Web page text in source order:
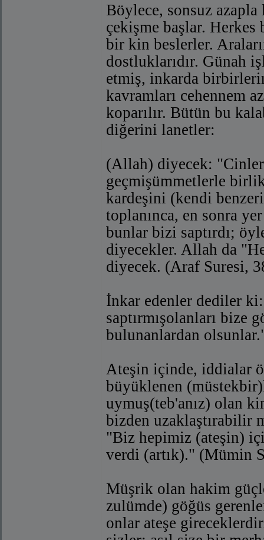
Böylece, sonsuz azapla
çekişme başlar.
bir kin beslerler.
dostluklarıdır. Günah
etmiş, inkarda
kavramları cehennem
koparılır. Bütün bu
diğerini lanetler:
(Allah) diyecek:
geçmişümmetlerle
kardeşini (kendi
toplanınca, en sonra
bunlar bizi saptırdı;
diyecekler. Allah da
diyecek. (Araf Suresi,
İnkar edenler dediler
saptırmışolanları bize
bulunanlardan
Ateşin içinde, iddialar
büyüklenen
uymuş(teb'anız) olan
bizden uzaklaştırabilir
"Biz hepimiz (ateşin)
verdi (artık)." (Mümin
Müşrik olan hakim
zulümde) göğüs
onlar ateşe